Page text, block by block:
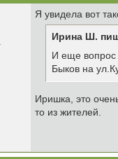
Я увидела вот
Ирина Ш.
И еще вопрос
Быков на
Иришка, это
то из жителей.